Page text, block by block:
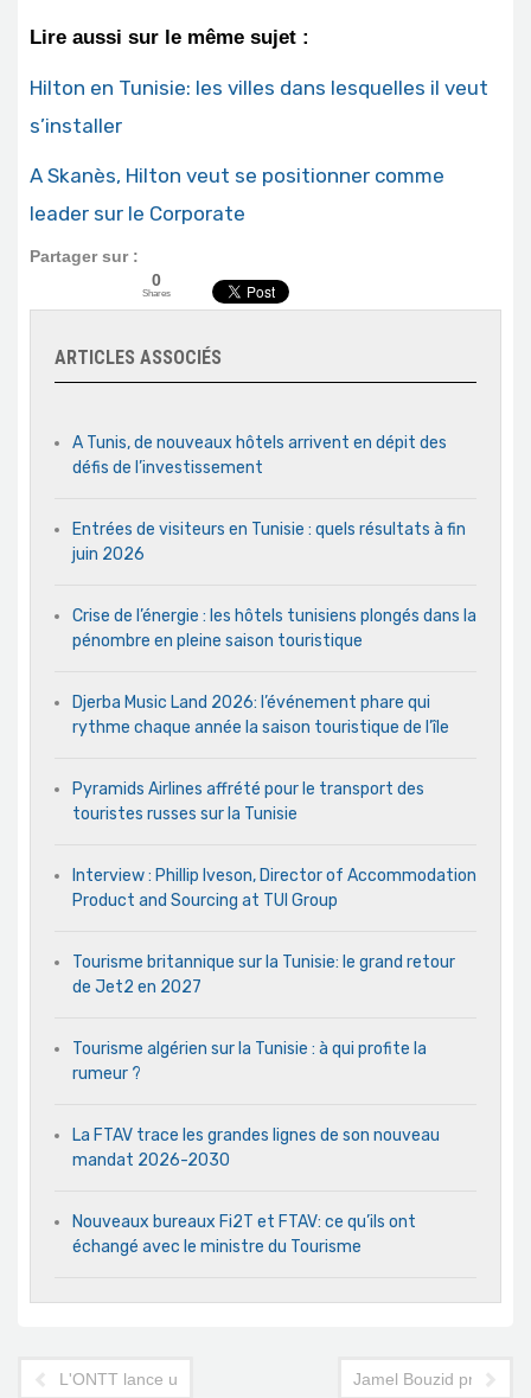
Lire aussi sur le même sujet :
Hilton en Tunisie: les villes dans lesquelles il veut
s’installer
A Skanès, Hilton veut se positionner comme
leader sur le Corporate
Partager sur :
0
Shares
ARTICLES ASSOCIÉS
A Tunis, de nouveaux hôtels arrivent en dépit des
défis de l’investissement
Entrées de visiteurs en Tunisie : quels résultats à fin
juin 2026
Crise de l’énergie : les hôtels tunisiens plongés dans la
pénombre en pleine saison touristique
Djerba Music Land 2026: l’événement phare qui
rythme chaque année la saison touristique de l’île
Pyramids Airlines affrété pour le transport des
touristes russes sur la Tunisie
Interview : Phillip Iveson, Director of Accommodation
Product and Sourcing at TUI Group
Tourisme britannique sur la Tunisie: le grand retour
de Jet2 en 2027
Tourisme algérien sur la Tunisie : à qui profite la
rumeur ?
La FTAV trace les grandes lignes de son nouveau
mandat 2026-2030
Nouveaux bureaux Fi2T et FTAV: ce qu’ils ont
échangé avec le ministre du Tourisme
L'ONTT lance une campagne de sensibilisation en faveur
Jamel Bouzid prend